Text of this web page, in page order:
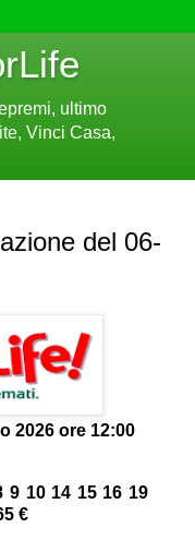
ultimo
Vinci Casa,
del 06-
2026 ore 12:00
9 10 14 15 16 19
€